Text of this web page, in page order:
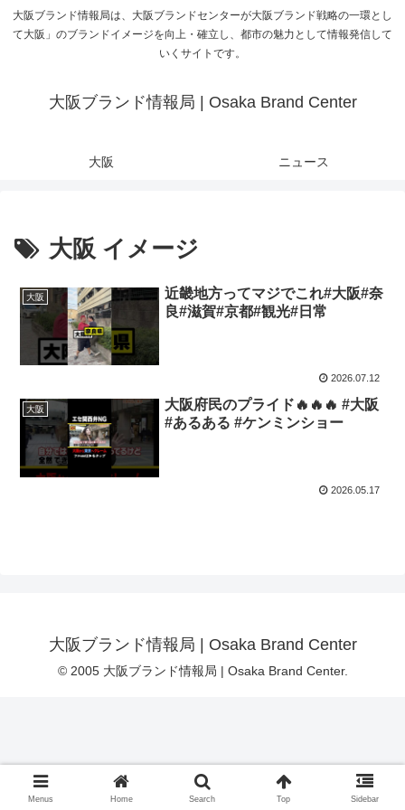
大阪ブランド情報局は、大阪ブランドセンターが大阪ブランド戦略の一環とし
て大阪」のブランドイメージを向上・確立し、都市の魅力として情報発信して
いくサイトです。
大阪ブランド情報局 | Osaka Brand Center
大阪 ニュース
大阪 イメージ
大阪
近畿地方ってマジでこれ#大阪#奈
良#滋賀#京都#観光#日常
2026.07.12
大阪
大阪府民のプライド🔥🔥🔥 #大阪
#あるある #ケンミンショー
2026.05.17
大阪ブランド情報局 | Osaka Brand Center
© 2005 大阪ブランド情報局 | Osaka Brand Center.
Menus Home Search Top Sidebar